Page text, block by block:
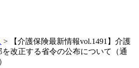
> 【介護保険最新情報vol.1491】介護
改正する省令の公布について（通